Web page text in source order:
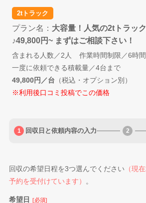
2tトラック
プラン名
大容量！人気の2tトラッ
♪49,800円~ まずはご相談下さい！
含まれる人数 2人 作業時間制限
6時
一度に依頼できる積載量
4台まで
49,800円／台 （税込・オプション別）
※利用後口コミ投稿でこの価格
回収日と依頼内容の入力
回収の希望日程を3つ選んでください （現
予約を受付けています） 。
希望日 [必須]